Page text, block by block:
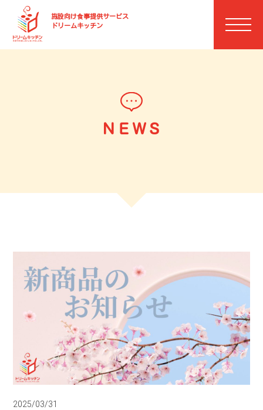
施設向け⾷事提供サービス
ドリームキッチン
ＮＥＷＳ
2025/03/31